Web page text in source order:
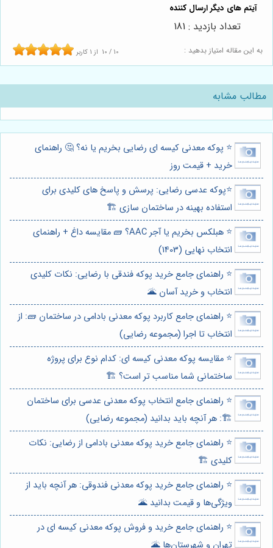
به این مقاله امتیاز بدهید : 10 / 10 از 1 کاربر
تعداد بازدید : 181
مطالب مشابه
⭐️ پوکه معدنی کیسه ای رضایی بخریم یا نه؟ 🤔 راهنمای
خرید + قیمت روز
⭐️پوکه عدسی رضایی: پرسش و پاسخ های کلیدی برای
استفاده بهینه در ساختمان سازی 🏗️
⭐️ هبلکس بخریم یا آجر AAC؟ 🧱 مقایسه داغ + راهنمای
انتخاب نهایی (1403)
⭐️ راهنمای جامع خرید پوکه فندقی با رضایی: نکات کلیدی
انتخاب و خرید آسان 🌋
⭐️ راهنمای جامع کاربرد پوکه معدنی بادامی در ساختمان 🧱: از
انتخاب تا اجرا (مجموعه رضایی)
⭐️ مقایسه پوکه معدنی کیسه ای: کدام نوع برای پروژه
ساختمانی شما مناسب تر است؟ 🏗️
⭐️ راهنمای جامع انتخاب پوکه معدنی عدسی برای ساختمان
🏗️: هر آنچه باید بدانید (مجموعه رضایی)
⭐️ راهنمای جامع خرید پوکه معدنی بادامی از رضایی: نکات
کلیدی 🏗️
⭐️ راهنمای جامع خرید پوکه معدنی فندوقی: هر آنچه باید از
ویژگی‌ها و قیمت بدانید 🌋
⭐️ راهنمای جامع خرید و فروش پوکه معدنی کیسه ای در